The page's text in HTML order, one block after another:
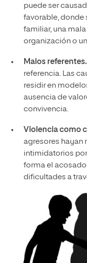
puede ser
favorable, donde
familiar, una
organización o
Malos referentes.
referencia. Las
residir en
ausencia de
convivencia.
Violencia como
agresores hayan
intimidatorios
forma el
dificultades a